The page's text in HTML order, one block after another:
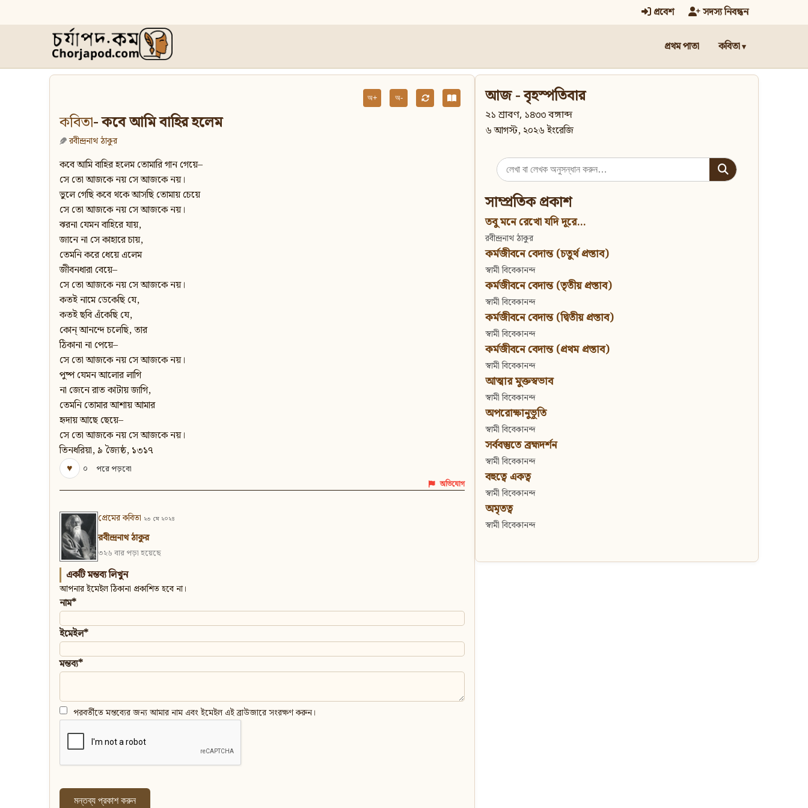
প্রবেশ সদস্য নিবন্ধন
প্রথম পাতা কবিতা
অ+ অ-
কবিতা- কবে আমি বাহির হলেম
রবীন্দ্রনাথ ঠাকুর
কবে আমি বাহির হলেম তোমারি গান গেয়ে–
সে তো আজকে নয় সে আজকে নয়।
ভুলে গেছি কবে থকে আসছি তোমায় চেয়ে
সে তো আজকে নয় সে আজকে নয়।
ঝরনা যেমন বাহিরে যায়,
জানে না সে কাহারে চায়,
তেমনি করে ধেয়ে এলেম
জীবনধারা বেয়ে–
সে তো আজকে নয় সে আজকে নয়।
কতই নামে ডেকেছি যে,
কতই ছবি এঁকেছি যে,
কোন্‌ আনন্দে চলেছি, তার
ঠিকানা না পেয়ে–
সে তো আজকে নয় সে আজকে নয়।
পুষ্প যেমন আলোর লাগি
না জেনে রাত কাটায় জাগি,
তেমনি তোমার আশায় আমার
হৃদায় আছে ছেয়ে–
সে তো আজকে নয় সে আজকে নয়।
তিনধরিয়া, ৯ জ্যৈষ্ঠ, ১৩১৭
♥
০ পরে পড়বো
অভিযোগ
প্রেমের কবিতা ২৩ মে ২০২৪
রবীন্দ্রনাথ ঠাকুর
৩২৬ বার পড়া হয়েছে
একটি মন্তব্য লিখুন
আপনার ইমেইল ঠিকানা প্রকাশিত হবে না।
নাম*
ইমেইল*
মন্তব্য*
পরবর্তীতে মন্তব্যের জন্য আমার নাম এবং ইমেইল এই ব্রাউজারে সংরক্ষণ করুন।
আজ - বৃহস্পতিবার
২১ শ্রাবণ, ১৪৩৩ বঙ্গাব্দ
৬ আগস্ট, ২০২৬ ইংরেজি
Search
for:
সাম্প্রতিক প্রকাশ
তবু মনে রেখো যদি দূরে...
রবীন্দ্রনাথ ঠাকুর
কর্মজীবনে বেদান্ত (চতুর্থ প্রস্তাব)
স্বামী বিবেকানন্দ
কর্মজীবনে বেদান্ত (তৃতীয় প্রস্তাব)
স্বামী বিবেকানন্দ
কর্মজীবনে বেদান্ত (দ্বিতীয় প্রস্তাব)
স্বামী বিবেকানন্দ
কর্মজীবনে বেদান্ত (প্রথম প্রস্তাব)
স্বামী বিবেকানন্দ
আত্মার মুক্তস্বভাব
স্বামী বিবেকানন্দ
অপরোক্ষানুভূতি
স্বামী বিবেকানন্দ
সর্ববস্তুতে ব্রহ্মদর্শন
স্বামী বিবেকানন্দ
বহুত্বে একত্ব
স্বামী বিবেকানন্দ
অমৃতত্ব
স্বামী বিবেকানন্দ